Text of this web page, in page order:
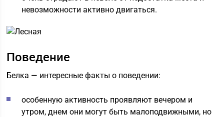
невозможности активно двигаться.
Поведение
Белка — интересные факты о поведении:
особенную активность проявляют вечером и
утром, днем они могут быть малоподвижными, но